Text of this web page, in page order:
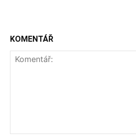
KOMENTÁŘ